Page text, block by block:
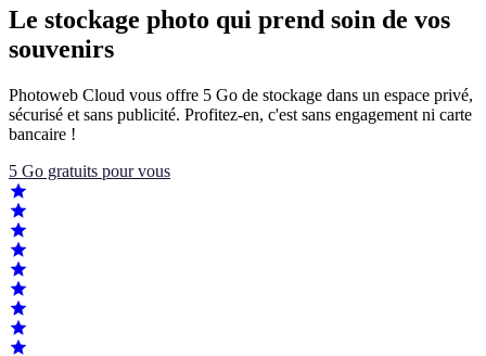
Le stockage photo qui prend soin de vos
souvenirs
Photoweb Cloud vous offre 5 Go de stockage dans un espace privé,
sécurisé et sans publicité. Profitez-en, c'est sans engagement ni carte
bancaire !
5 Go gratuits pour vous